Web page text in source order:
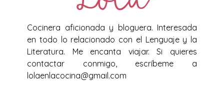
Cocinera aficionada y bloguera. Interesada
en todo lo relacionado con el Lenguaje y la
Literatura. Me encanta viajar. Si quieres
contactar conmigo, escríbeme a
lolaenlacocina@gmail.com